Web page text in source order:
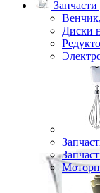
Диски